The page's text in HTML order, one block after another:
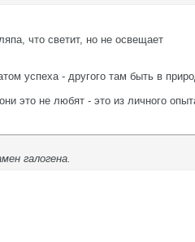
что светит, но не освещает
успеха - другого там быть в
это не любят - это из личного
галогена.